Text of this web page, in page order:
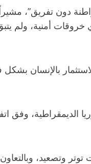
دون تفريق”،
الغالبية العظمى منهم إلى 7 محافظات، دون
بالإنسان
وفق
وتصعيد،